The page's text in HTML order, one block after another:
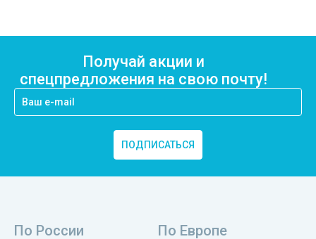
Получай акции и
спецпредложения на свою почту!
ПОДПИСАТЬСЯ
По России По Европе